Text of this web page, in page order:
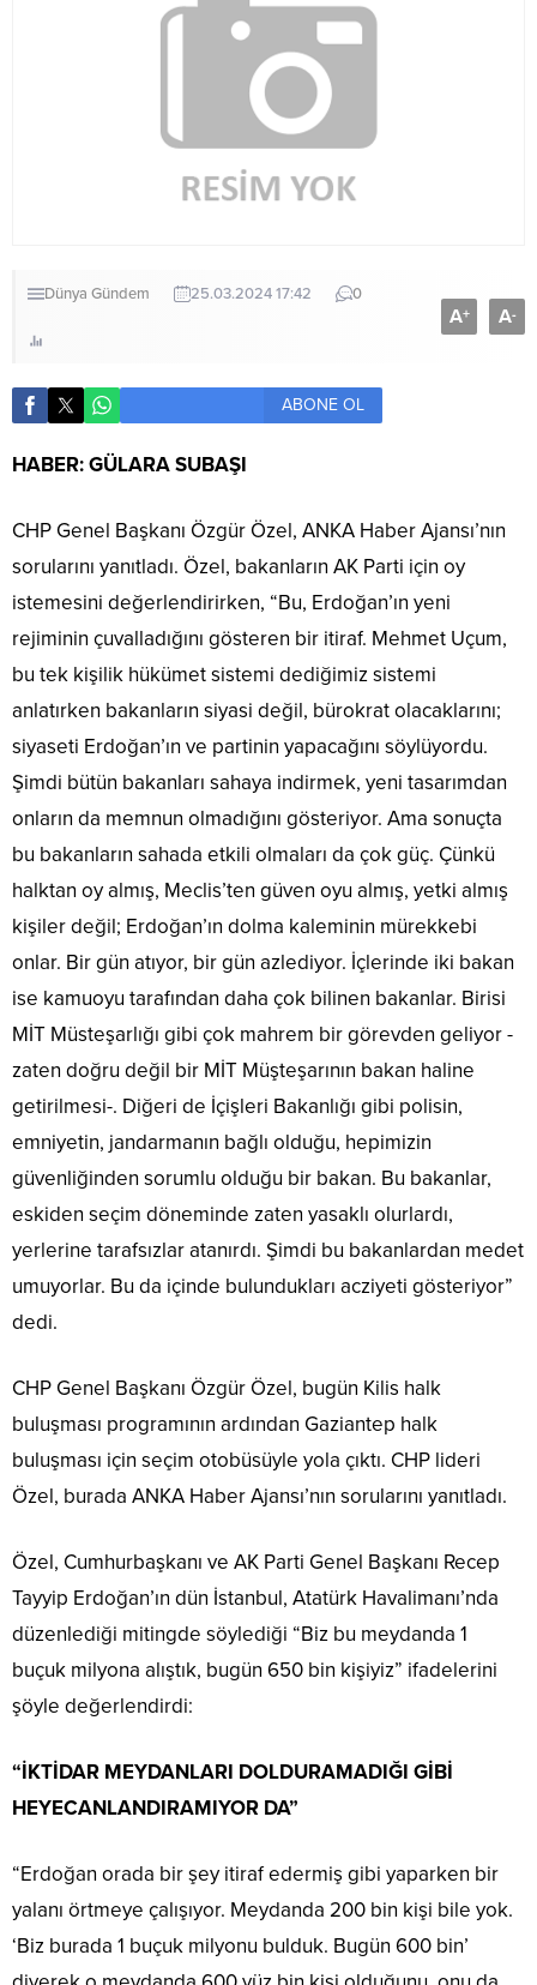
Dünya Gündem 25.03.2024 17:42 0
A+ A-
ABONE OL
HABER: GÜLARA SUBAŞI
CHP Genel Başkanı Özgür Özel, ANKA Haber Ajansı’nın
sorularını yanıtladı. Özel, bakanların AK Parti için oy
istemesini değerlendirirken, “Bu, Erdoğan’ın yeni
rejiminin çuvalladığını gösteren bir itiraf. Mehmet Uçum,
bu tek kişilik hükümet sistemi dediğimiz sistemi
anlatırken bakanların siyasi değil, bürokrat olacaklarını;
siyaseti Erdoğan’ın ve partinin yapacağını söylüyordu.
Şimdi bütün bakanları sahaya indirmek, yeni tasarımdan
onların da memnun olmadığını gösteriyor. Ama sonuçta
bu bakanların sahada etkili olmaları da çok güç. Çünkü
halktan oy almış, Meclis’ten güven oyu almış, yetki almış
kişiler değil; Erdoğan’ın dolma kaleminin mürekkebi
onlar. Bir gün atıyor, bir gün azlediyor. İçlerinde iki bakan
ise kamuoyu tarafından daha çok bilinen bakanlar. Birisi
MİT Müsteşarlığı gibi çok mahrem bir görevden geliyor -
zaten doğru değil bir MİT Müşteşarının bakan haline
getirilmesi-. Diğeri de İçişleri Bakanlığı gibi polisin,
emniyetin, jandarmanın bağlı olduğu, hepimizin
güvenliğinden sorumlu olduğu bir bakan. Bu bakanlar,
eskiden seçim döneminde zaten yasaklı olurlardı,
yerlerine tarafsızlar atanırdı. Şimdi bu bakanlardan medet
umuyorlar. Bu da içinde bulundukları acziyeti gösteriyor”
dedi.
CHP Genel Başkanı Özgür Özel, bugün Kilis halk
buluşması programının ardından Gaziantep halk
buluşması için seçim otobüsüyle yola çıktı. CHP lideri
Özel, burada ANKA Haber Ajansı’nın sorularını yanıtladı.
Özel, Cumhurbaşkanı ve AK Parti Genel Başkanı Recep
Tayyip Erdoğan’ın dün İstanbul, Atatürk Havalimanı’nda
düzenlediği mitingde söylediği “Biz bu meydanda 1
buçuk milyona alıştık, bugün 650 bin kişiyiz” ifadelerini
şöyle değerlendirdi:
“İKTİDAR MEYDANLARI DOLDURAMADIĞI GİBİ
HEYECANLANDIRAMIYOR DA”
“Erdoğan orada bir şey itiraf edermiş gibi yaparken bir
yalanı örtmeye çalışıyor. Meydanda 200 bin kişi bile yok.
‘Biz burada 1 buçuk milyonu bulduk. Bugün 600 bin’